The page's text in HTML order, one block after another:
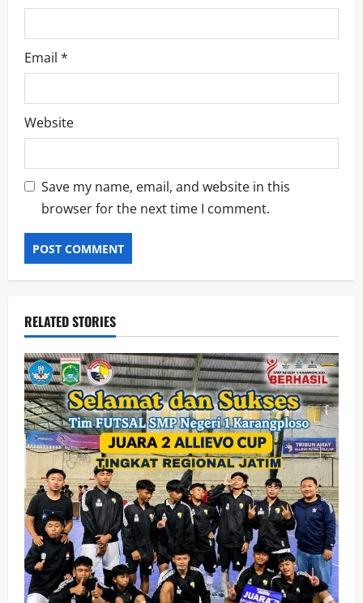
Email *
Website
Save my name, email, and website in this
browser for the next time I comment.
RELATED STORIES